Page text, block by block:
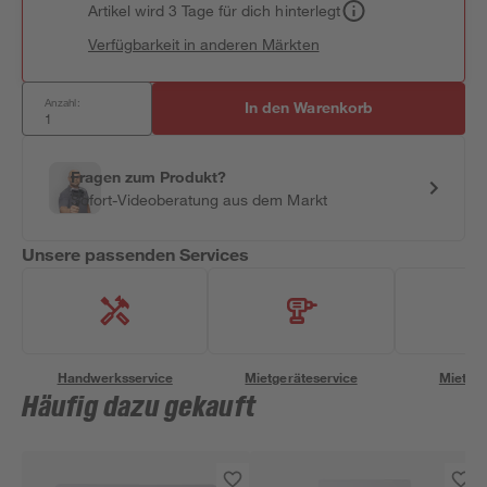
Artikel wird 3 Tage für dich hinterlegt
Verfügbarkeit in anderen Märkten
Anzahl: In den Warenkorb
Fragen zum Produkt?
Sofort-Videoberatung aus dem Markt
Unsere passenden Services
Handwerksservice Mietgeräteservice
Häufig dazu gekauft